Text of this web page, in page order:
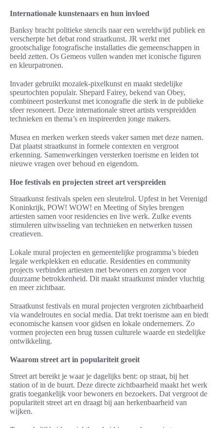
Internationale kunstenaars en hun invloed
Banksy bracht politieke stencils naar een wereldwijd publiek en
verscherpte het debat rond straatkunst. JR werkt met
grootschalige fotografische installaties die gemeenschappen in
beeld zetten. Os Gemeos vullen wanden met iconische figuren
en kleurpatronen.
Invader gebruikt mozaïek-pixelkunst en maakt stedelijke
speurtochten populair. Shepard Fairey, bekend van Obey,
combineert posterkunst met iconografie die sterk in de publieke
sfeer resoneert. Deze internationale street artists verspreidden
technieken en thema’s en inspireerden jonge makers.
Musea en merken werken steeds vaker samen met deze namen.
Dat plaatst straatkunst in formele contexten en vergroot
erkenning. Samenwerkingen versterken toerisme en leiden tot
nieuwe vragen over behoud en eigendom.
Hoe festivals en projecten street art verspreiden
Straatkunst festivals spelen een sleutelrol. Upfest in het Verenigd
Koninkrijk, POW! WOW! en Meeting of Styles brengen
artiesten samen voor residencies en live werk. Zulke events
stimuleren uitwisseling van technieken en netwerken tussen
creatieven.
Lokale mural projecten en gemeentelijke programma’s bieden
legale werkplekken en educatie. Residenties en community
projects verbinden artiesten met bewoners en zorgen voor
duurzame betrokkenheid. Dit maakt straatkunst minder vluchtig
en meer zichtbaar.
Straatkunst festivals en mural projecten vergroten zichtbaarheid
via wandelroutes en social media. Dat trekt toerisme aan en biedt
economische kansen voor gidsen en lokale ondernemers. Zo
vormen projecten een brug tussen culturele waarde en stedelijke
ontwikkeling.
Waarom street art in populariteit groeit
Street art bereikt je waar je dagelijks bent: op straat, bij het
station of in de buurt. Deze directe zichtbaarheid maakt het werk
gratis toegankelijk voor bewoners en bezoekers. Dat vergroot de
populariteit street art en draagt bij aan herkenbaarheid van
wijken.